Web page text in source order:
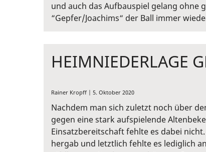
und auch das Aufbauspiel gelang ohne
“Gepfer/Joachims“ der Ball immer
HEIMNIEDERLAGE
Rainer Kropff | 5. Oktober 2020
Nachdem man sich zuletzt noch über
gegen eine stark aufspielende
Einsatzbereitschaft fehlte es dabei
hergab und letztlich fehlte es lediglich